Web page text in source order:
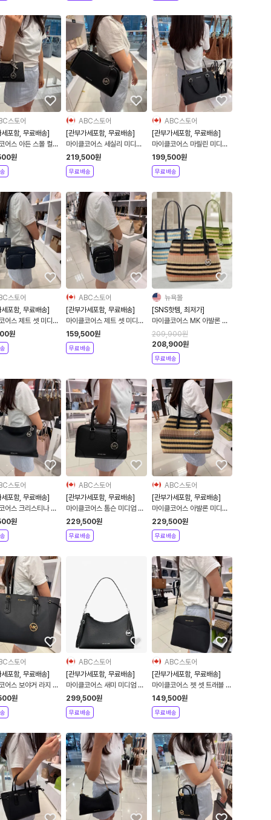
스토어
포함, 무료배송]
어스 아든 스몰 컬러
니처 로고 메신저 백
원
ABC스토어
[관부가세포함, 무료배송]
마이클코어스 세실리 미디엄
숄더백
219,500원
무료배송
ABC스토어
[관부가세포함, 무료배송]
마이클코어스 마릴린 미디엄
사피아노 레더 사첼백
199,500원
무료배송
스토어
포함, 무료배송]
어스 제트 셋 미디엄
디 백 에어팟 프
세트
원
ABC스토어
[관부가세포함, 무료배송]
마이클코어스 제트 셋 미디엄
레더 크로스바디 백
159,500원
무료배송
뉴욕몰
[SNS핫템, 최저가]
마이클코어스 MK 아발론 미
디엄 스트라이프 라탄백
209,900원
208,900원
무료배송
스토어
포함, 무료배송]
어스 크리스티나 미
레더 메신저 백
원
ABC스토어
[관부가세포함, 무료배송]
마이클코어스 톰슨 미디엄 사
첼백 Michael Kors
Thompson Medium
Pebbled Leather
229,500원
무료배송
ABC스토어
[관부가세포함, 무료배송]
마이클코어스 아발론 미디엄
스트라이프 우븐 토트백 라탄
백
229,500원
무료배송
스토어
포함, 무료배송]
어스 보야거 라지 사
트백
원
ABC스토어
[관부가세포함, 무료배송]
마이클코어스 새미 미디엄 페
블레더 컨버터블 숄더백
299,500원
무료배송
ABC스토어
[관부가세포함, 무료배송]
마이클코어스 젯 셋 트래블 미
디엄 돔 크로스바디백 크로스
백
149,500원
무료배송